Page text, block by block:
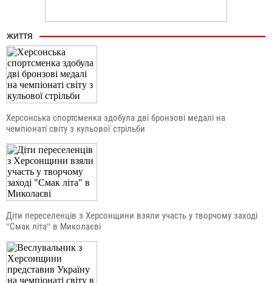
ЖИТТЯ
Херсонська спортсменка здобула дві бронзові медалі на
чемпіонаті світу з кульової стрільби
Діти переселенців з Херсонщини взяли участь у творчому заході
"Смак літа" в Миколаєві